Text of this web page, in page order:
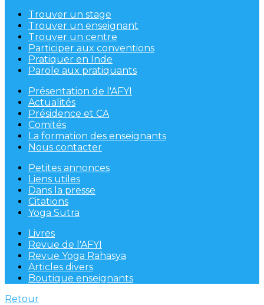
Trouver un stage
Trouver un enseignant
Trouver un centre
Participer aux conventions
Pratiquer en Inde
Parole aux pratiquants
Présentation de l'AFYI
Actualités
Présidence et CA
Comités
La formation des enseignants
Nous contacter
Petites annonces
Liens utiles
Dans la presse
Citations
Yoga Sutra
Livres
Revue de l'AFYI
Revue Yoga Rahasya
Articles divers
Boutique enseignants
Retour